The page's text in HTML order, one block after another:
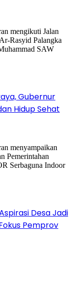
Gubernur
Hidup Sehat
Desa Jadi
Pemprov